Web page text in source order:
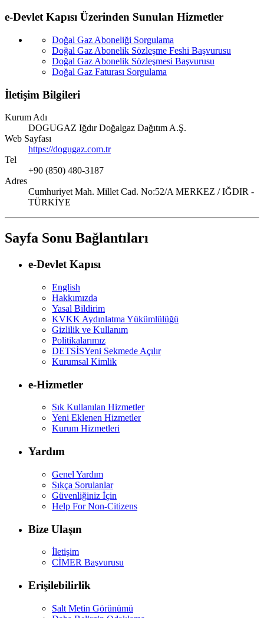
e-Devlet Kapısı Üzerinden Sunulan Hizmetler
Doğal Gaz Aboneliği Sorgulama
Doğal Gaz Abonelik Sözleşme Feshi Başvurusu
Doğal Gaz Abonelik Sözleşmesi Başvurusu
Doğal Gaz Faturası Sorgulama
İletişim Bilgileri
Kurum Adı
DOGUGAZ Iğdır Doğalgaz Dağıtım A.Ş.
Web Sayfası
https://dogugaz.com.tr
Tel
+90 (850) 480-3187
Adres
Cumhuriyet Mah. Millet Cad. No:52/A MERKEZ / IĞDIR -
TÜRKİYE
Sayfa Sonu Bağlantıları
e-Devlet Kapısı
English
Hakkımızda
Yasal Bildirim
KVKK Aydınlatma Yükümlülüğü
Gizlilik ve Kullanım
Politikalarımız
DETSİSYeni Sekmede Açılır
Kurumsal Kimlik
e-Hizmetler
Sık Kullanılan Hizmetler
Yeni Eklenen Hizmetler
Kurum Hizmetleri
Yardım
Genel Yardım
Sıkça Sorulanlar
Güvenliğiniz İçin
Help For Non-Citizens
Bize Ulaşın
İletişim
CİMER Başvurusu
Erişilebilirlik
Salt Metin Görünümü